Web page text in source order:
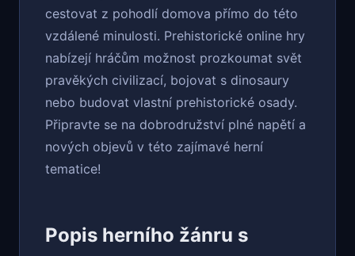
cestovat z pohodlí domova přímo do této
vzdálené minulosti. Prehistorické online hry
nabízejí hráčům možnost prozkoumat svět
pravěkých civilizací, bojovat s dinosaury
nebo budovat vlastní prehistorické osady.
Připravte se na dobrodružství plné napětí a
nových objevů v této zajímavé herní
tematice!
Popis herního žánru s